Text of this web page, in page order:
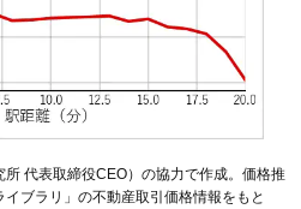
9.1万円 809万円
9.1万円 711万円
9.1万円
9.1万円 681万円 14.4%
代表取締役CEO）の協力で作成。価格推
イブラリ 」の不動産取引価格情報をもと